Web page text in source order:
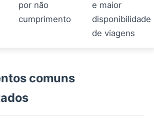
por não
cumprimento
e maior
disponibilidade
de viagens
comuns